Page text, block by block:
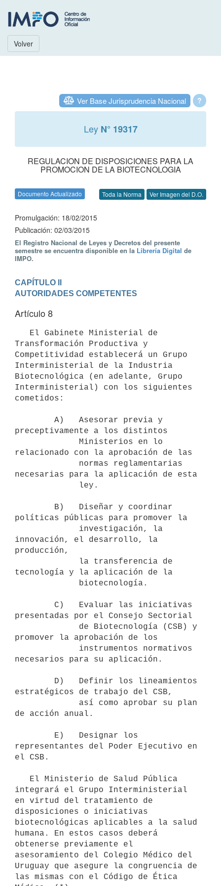
Volver
?
Ver Base Jurisprudencia Nacional
Ley N° 19317
REGULACION DE DISPOSICIONES PARA LA
PROMOCION DE LA BIOTECNOLOGIA
Documento Actualizado Toda la Norma Ver Imagen del D.O.
Promulgación: 18/02/2015
Publicación: 02/03/2015
El Registro Nacional de Leyes y Decretos del presente
semestre se encuentra disponible en la Librería Digital de
IMPO.
CAPÍTULO II
AUTORIDADES COMPETENTES
Artículo 8
Transformación Productiva y
Competitividad establecerá un Grupo
Interministerial de la Industria
Biotecnológica (en adelante, Grupo
Interministerial) con los siguientes
cometidos:
preceptivamente a los distintos
relacionado con la aprobación de las
necesarias para la aplicación de esta
políticas públicas para promover la
innovación, el desarrollo, la
producción,
tecnología y la aplicación de la
presentadas por el Consejo Sectorial
promover la aprobación de los
necesarios para su aplicación.
estratégicos de trabajo del CSB,
de acción anual.
representantes del Poder Ejecutivo en
el CSB.
integrará el Grupo Interministerial
en virtud del tratamiento de
disposiciones o iniciativas
biotecnológicas aplicables a la salud
humana. En estos casos deberá
obtenerse previamente el
asesoramiento del Colegio Médico del
Uruguay que asegure la congruencia de
las mismas con el Código de Ética